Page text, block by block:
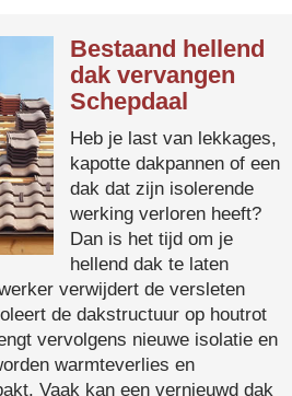
Bestaand hellend
dak vervangen
Schepdaal
Heb je last van lekkages,
kapotte dakpannen of een
dak dat zijn isolerende
werking verloren heeft?
Dan is het tijd om je
hellend dak te laten
verwijdert de versleten
de dakstructuur op houtrot
vervolgens nieuwe isolatie en
warmteverlies en
Vaak kan een vernieuwd dak